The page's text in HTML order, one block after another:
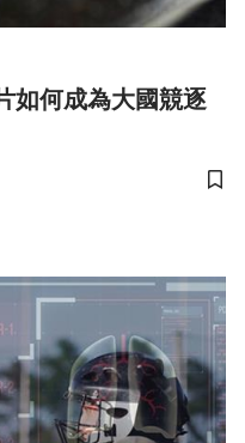
如何成為大國競逐
儲